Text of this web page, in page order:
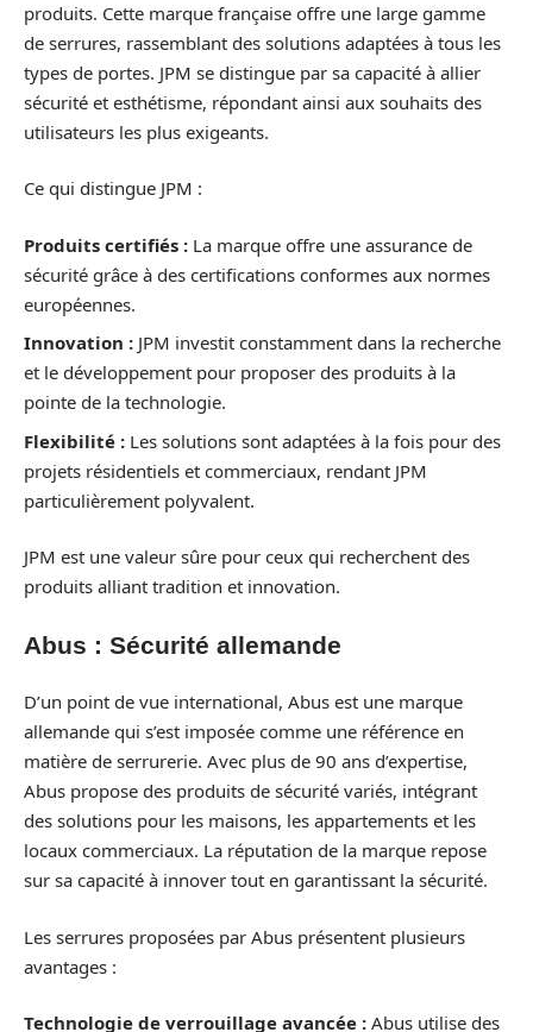
produits. Cette marque française offre une large gamme
de serrures, rassemblant des solutions adaptées à tous les
types de portes. JPM se distingue par sa capacité à allier
sécurité et esthétisme, répondant ainsi aux souhaits des
utilisateurs les plus exigeants.
Ce qui distingue JPM :
Produits certifiés : La marque offre une assurance de
sécurité grâce à des certifications conformes aux normes
européennes.
Innovation : JPM investit constamment dans la recherche
et le développement pour proposer des produits à la
pointe de la technologie.
Flexibilité : Les solutions sont adaptées à la fois pour des
projets résidentiels et commerciaux, rendant JPM
particulièrement polyvalent.
JPM est une valeur sûre pour ceux qui recherchent des
produits alliant tradition et innovation.
Abus : Sécurité allemande
D’un point de vue international, Abus est une marque
allemande qui s’est imposée comme une référence en
matière de serrurerie. Avec plus de 90 ans d’expertise,
Abus propose des produits de sécurité variés, intégrant
des solutions pour les maisons, les appartements et les
locaux commerciaux. La réputation de la marque repose
sur sa capacité à innover tout en garantissant la sécurité.
Les serrures proposées par Abus présentent plusieurs
avantages :
Technologie de verrouillage avancée : Abus utilise des